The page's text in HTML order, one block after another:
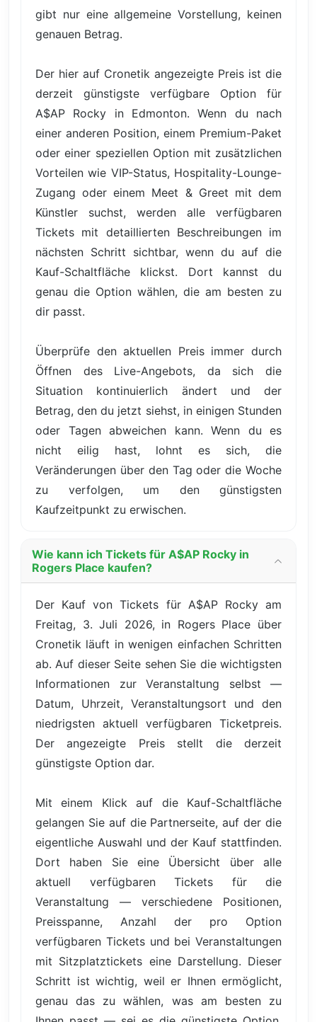
gibt nur eine allgemeine Vorstellung, keinen
genauen Betrag.
Der hier auf Cronetik angezeigte Preis ist die
derzeit günstigste verfügbare Option für
A$AP Rocky in Edmonton. Wenn du nach
einer anderen Position, einem Premium-Paket
oder einer speziellen Option mit zusätzlichen
Vorteilen wie VIP-Status, Hospitality-Lounge-
Zugang oder einem Meet & Greet mit dem
Künstler suchst, werden alle verfügbaren
Tickets mit detaillierten Beschreibungen im
nächsten Schritt sichtbar, wenn du auf die
Kauf-Schaltfläche klickst. Dort kannst du
genau die Option wählen, die am besten zu
dir passt.
Überprüfe den aktuellen Preis immer durch
Öffnen des Live-Angebots, da sich die
Situation kontinuierlich ändert und der
Betrag, den du jetzt siehst, in einigen Stunden
oder Tagen abweichen kann. Wenn du es
nicht eilig hast, lohnt es sich, die
Veränderungen über den Tag oder die Woche
zu verfolgen, um den günstigsten
Kaufzeitpunkt zu erwischen.
Wie kann ich Tickets für A$AP Rocky in
Rogers Place kaufen?
Der Kauf von Tickets für A$AP Rocky am
Freitag, 3. Juli 2026, in Rogers Place über
Cronetik läuft in wenigen einfachen Schritten
ab. Auf dieser Seite sehen Sie die wichtigsten
Informationen zur Veranstaltung selbst —
Datum, Uhrzeit, Veranstaltungsort und den
niedrigsten aktuell verfügbaren Ticketpreis.
Der angezeigte Preis stellt die derzeit
günstigste Option dar.
Mit einem Klick auf die Kauf-Schaltfläche
gelangen Sie auf die Partnerseite, auf der die
eigentliche Auswahl und der Kauf stattfinden.
Dort haben Sie eine Übersicht über alle
aktuell verfügbaren Tickets für die
Veranstaltung — verschiedene Positionen,
Preisspanne, Anzahl der pro Option
verfügbaren Tickets und bei Veranstaltungen
mit Sitzplatztickets eine Darstellung. Dieser
Schritt ist wichtig, weil er Ihnen ermöglicht,
genau das zu wählen, was am besten zu